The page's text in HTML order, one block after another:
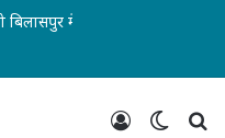
Log In